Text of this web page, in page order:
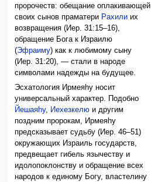
пророчеств: обещание оплакивающей
своих сынов праматери Рахили их
возвращения (Иер. 31:15–16),
обращение Бога к Израилю
(Эфраиму) как к любимому сыну
(Иер. 31:20), — стали в народе
символами надежды на будущее.
Эсхатология Ирмеяhу носит
универсальный характер. Подобно
Йешаяhу, Иехезкелю и другим
поздним пророкам, Ирмеяhу
предсказывает судьбу (Иер. 46–51)
окружающих Израиль государств,
предвещает гибель язычеству и
идолопоклонству и обращение всех
народов к единому Богу, властелину